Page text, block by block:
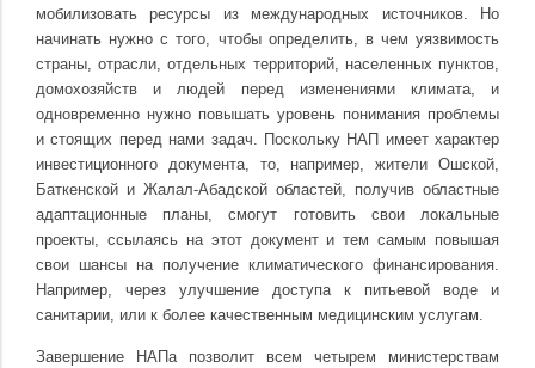
мобилизовать ресурсы из международных источников. Но
начинать нужно с того, чтобы определить, в чем уязвимость
страны, отрасли, отдельных территорий, населенных пунктов,
домохозяйств и людей перед изменениями климата, и
одновременно нужно повышать уровень понимания проблемы
и стоящих перед нами задач. Поскольку НАП имеет характер
инвестиционного документа, то, например, жители Ошской,
Баткенской и Жалал-Абадской областей, получив областные
адаптационные планы, смогут готовить свои локальные
проекты, ссылаясь на этот документ и тем самым повышая
свои шансы на получение климатического финансирования.
Например, через улучшение доступа к питьевой воде и
санитарии, или к более качественным медицинским услугам.
Завершение НАПа позволит всем четырем министерствам